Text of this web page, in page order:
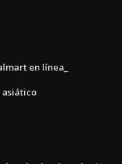
en línea_
asiático